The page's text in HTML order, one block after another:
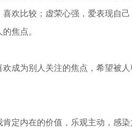
欢比较；虚荣心强，爱表现自
焦点。
成为别人关注的焦点，希望被
定内在的价值，乐观主动，感